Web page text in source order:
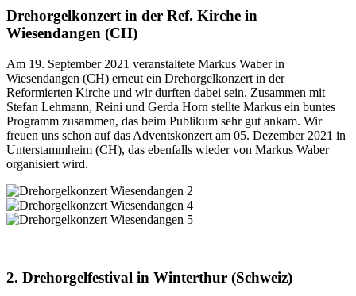
Drehorgelkonzert in der Ref. Kirche in
Wiesendangen (CH)
Am 19. September 2021 veranstaltete Markus Waber in
Wiesendangen (CH) erneut ein Drehorgelkonzert in der
Reformierten Kirche und wir durften dabei sein. Zusammen mit
Stefan Lehmann, Reini und Gerda Horn stellte Markus ein buntes
Programm zusammen, das beim Publikum sehr gut ankam. Wir
freuen uns schon auf das Adventskonzert am 05. Dezember 2021 in
Unterstammheim (CH), das ebenfalls wieder von Markus Waber
organisiert wird.
2. Drehorgelfestival in Winterthur (Schweiz)